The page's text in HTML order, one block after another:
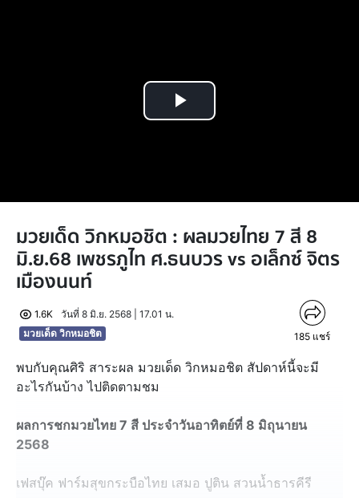
Play
มวยเด็ด วิกหมอชิต : ผลมวยไทย 7 สี 8
มิ.ย.68 เพชรภูไท ศ.ธนบวร vs อเล็กซ์ จิตร
เมืองนนท์
1.6K
วันที่ 8 มิ.ย. 2568 | 17.01 น.
มวยเด็ด วิกหมอชิต
185 แชร์
พบกับคุณศิริ สาระผล มวยเด็ด วิกหมอชิต สัปดาห์นี้จะมี
อะไรกันบ้าง ไปติดตามชม
ผลการชกมวยไทย 7 สี ประจำวันอาทิตย์ที่ 8 มิถุนายน
2568
เฟสบุ๊ค ฟาร์มสุขกระบือไทย เสมอ ปูติน สวนน้ำธารคีรี